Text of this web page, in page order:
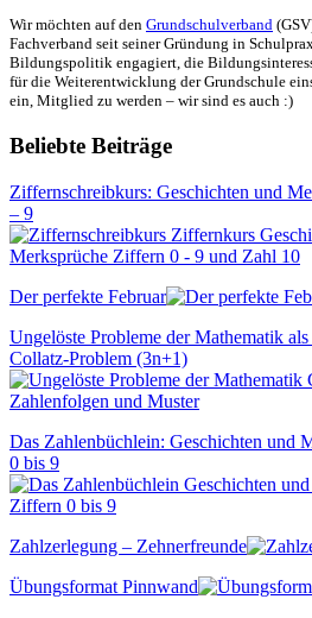
Wir möchten auf den Grundschulverband
Fachverband seit seiner Gründung in
Bildungspolitik engagiert, die
für die Weiterentwicklung der Grundschule
ein, Mitglied zu werden – wir sind es auch :)
Beliebte Beiträge
Ziffernschreibkurs: Geschichten und
– 9
Der perfekte Februar
Ungelöste Probleme der Mathematik
Collatz-Problem (3n+1)
Das Zahlenbüchlein: Geschichten und
0 bis 9
Zahlzerlegung – Zehnerfreunde
Übungsformat Pinnwand